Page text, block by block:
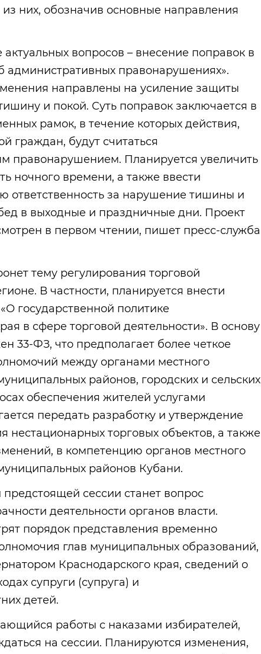
них, обозначив основные направления
вопросов – внесение поправок в
административных правонарушениях».
направлены на усиление защиты
и покой. Суть поправок заключается в
рамок, в течение которых действия,
граждан, будут считаться
правонарушением. Планируется увеличить
ночного времени, а также ввести
ответственность за нарушение тишины и
в выходные и праздничные дни. Проект
в первом чтении, пишет пресс-служба
тему регулирования торговой
В частности, планируется внести
государственной политике
в сфере торговой деятельности». В основу
33-ФЗ, что предполагает более четкое
между органами местного
районов, городских и сельских
обеспечения жителей услугами
передать разработку и утверждение
нестационарных торговых объектов, а также
в компетенцию органов местного
районов Кубани.
сессии станет вопрос
деятельности органов власти.
порядок представления временно
глав муниципальных образований,
Краснодарского края, сведений о
супруги (супруга) и
детей.
работы с наказами избирателей,
на сессии. Планируются изменения,